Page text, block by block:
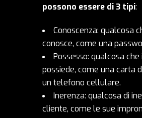
possono essere di 3 tipi:
Conoscenza: qualcosa
conosce, come una
Possesso: qualcosa
possiede, come una carta
un telefono cellulare.
Inerenza: qualcosa di
cliente, come le sue